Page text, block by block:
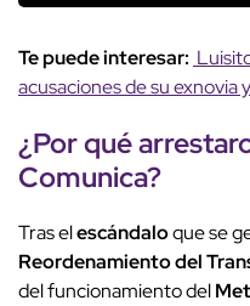
Te puede interesar:
acusaciones de su exnovia
¿Por qué
Comunica?
Tras elescándaloque se
Reordenamiento del
del funcionamiento del